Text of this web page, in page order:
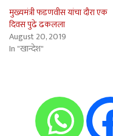
मुख्यमंत्री फडणवीस यांचा दौरा एक
दिवस पुढे ढकलला
August 20, 2019
In "खान्देश"